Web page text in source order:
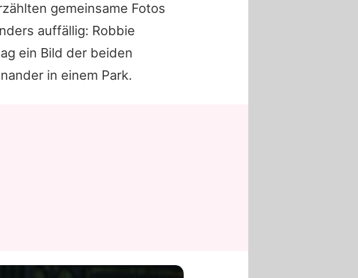
gemeinsame Fotos
auffällig: Robbie
ein Bild der beiden
in einem Park.